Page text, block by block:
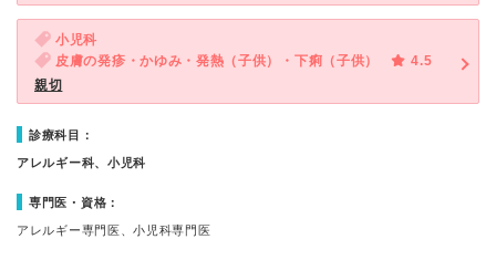
小児科
皮膚の発疹・かゆみ・発熱（子供）・下痢（子供）
4.5
親切
診療科目：
アレルギー科、小児科
専門医・資格：
アレルギー専門医、小児科専門医